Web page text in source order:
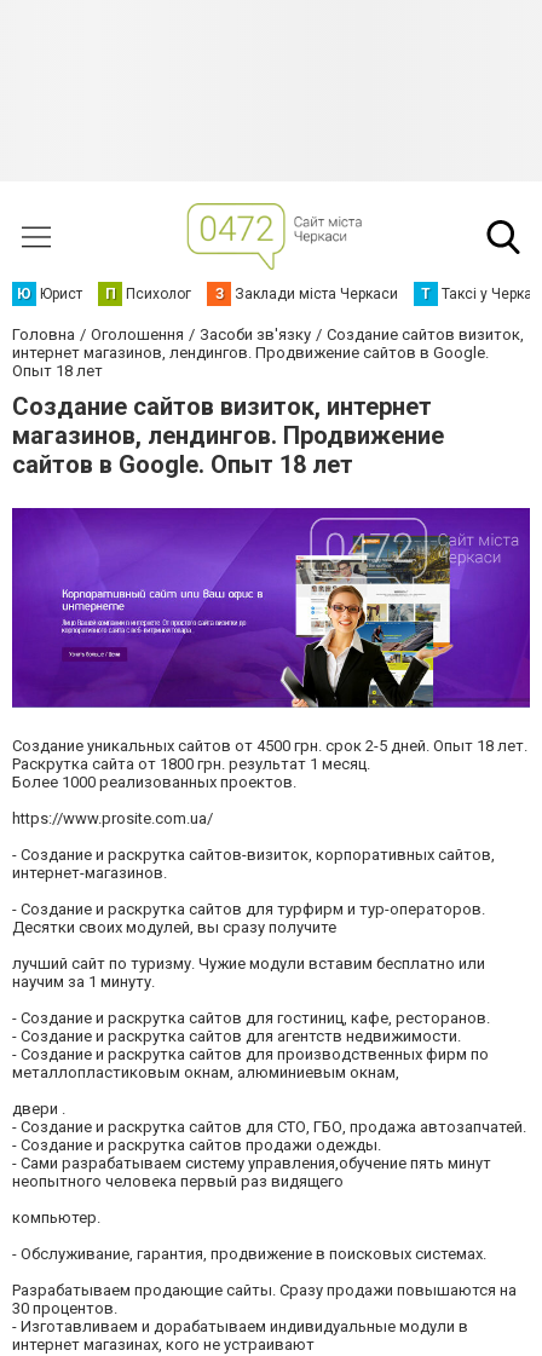
Ю Юрист П Психолог З Заклади міста Черкаси Т Таксі у
Головна Оголошення Засоби зв'язку
Создание сайтов визиток,
интернет магазинов, лендингов. Продвижение сайтов в Google.
Опыт 18 лет
Создание сайтов визиток, интернет
магазинов, лендингов. Продвижение
сайтов в Google. Опыт 18 лет
Создание уникальных сайтов от 4500 грн. срок 2-5 дней. Опыт 18 лет.
Раскрутка сайта от 1800 грн. результат 1 месяц.
Более 1000 реализованных проектов.
https://www.prosite.com.ua/
- Создание и раскрутка сайтов-визиток, корпоративных сайтов,
интернет-магазинов.
- Создание и раскрутка сайтов для турфирм и тур-операторов.
Десятки своих модулей, вы сразу получите
лучший сайт по туризму. Чужие модули вставим бесплатно или
научим за 1 минуту.
- Создание и раскрутка сайтов для гостиниц, кафе, ресторанов.
- Создание и раскрутка сайтов для агентств недвижимости.
- Создание и раскрутка сайтов для производственных фирм по
металлопластиковым окнам, алюминиевым окнам,
двери .
- Создание и раскрутка сайтов для СТО, ГБО, продажа автозапчатей.
- Создание и раскрутка сайтов продажи одежды.
- Сами разрабатываем систему управления,обучение пять минут
неопытного человека первый раз видящего
компьютер.
- Обслуживание, гарантия, продвижение в поисковых системах.
Разрабатываем продающие сайты. Сразу продажи повышаются на
30 процентов.
- Изготавливаем и дорабатываем индивидуальные модули в
интернет магазинах, кого не устраивают